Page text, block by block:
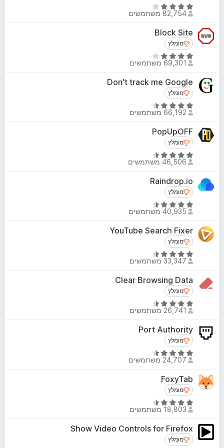
ת
ו
5
4
8
מ
ת
ו
5
ד
י
ו
ג
4
2
מ
ת
ו
5
82,754 משתמשים
Block Site
מומלץ
מומלץ
ד
י
ו
ג
3
9
מ
ת
ו
5
69,301 משתמשים
Don't track me Google
מומלץ
מומלץ
ד
י
ר
ו
ג
4
6
מ
ת
ו
5
66,192 משתמשים
PopUpOFF
מומלץ
מומלץ
ד
י
ו
ג
4
3
מ
ת
ו
5
46,506 משתמשים
Raindrop.io
מומלץ
מומלץ
ד
י
ו
ג
4
3
מ
ת
ו
5
40,935 משתמשים
YouTube Search Fixer
מומלץ
מומלץ
ד
י
ו
ג
4
4
מ
ת
ו
5
33,347 משתמשים
Clear Browsing Data
מומלץ
מומלץ
ד
י
ו
ג
4
3
מ
ת
ו
5
26,741 משתמשים
Port Authority
מומלץ
מומלץ
ד
י
ו
ג
4
6
מ
24,707 משתמשים
FoxyTab
מומלץ
מומלץ
ד
י
ו
ג
18,803 משתמשים
Show Video Controls for Firefox
מומלץ
מומלץ